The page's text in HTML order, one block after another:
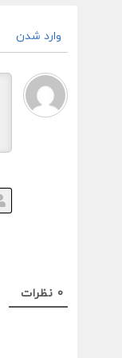
وارد شدن
0 نظرات